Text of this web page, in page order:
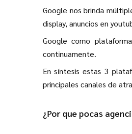
Google nos brinda
display, anuncios en
Google como
continuamente.
En síntesis estas 3
principales canales de
¿Por que pocas